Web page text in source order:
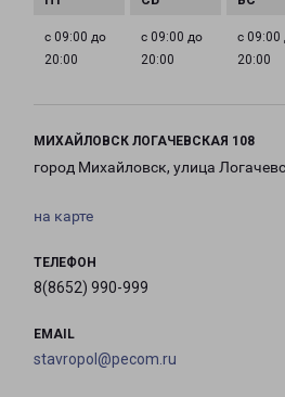
с 09:00 до
20:00
с 09:00 до
20:00
с 09:00
20:00
МИХАЙЛОВСК ЛОГАЧЕВСКАЯ 108
город Михайловск, улица
на карте
ТЕЛЕФОН
8(8652) 990-999
EMAIL
stavropol@pecom.ru